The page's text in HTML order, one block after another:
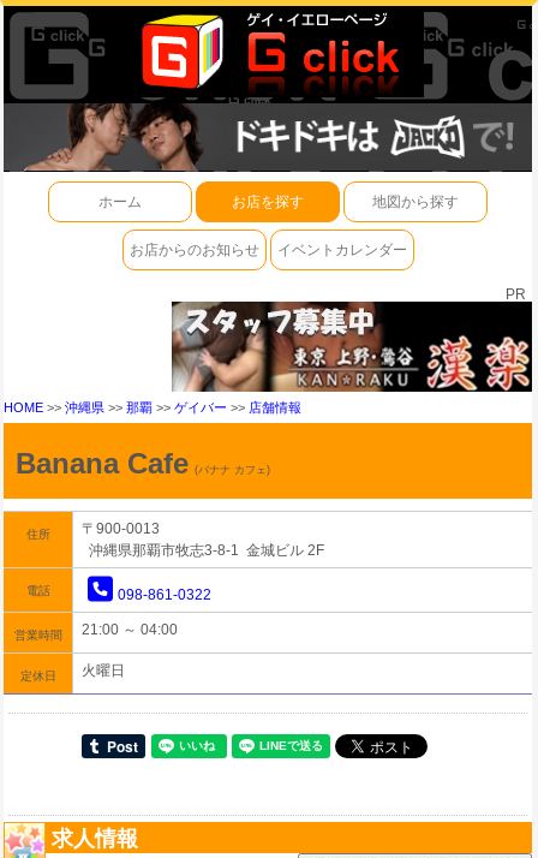
ホーム お店を探す 地図から探す
お店からのお知らせ イベントカレンダー
PR
HOME >> 沖縄県 >> 那覇 >> ゲイバー >> 店舗情報
Banana Cafe (バナナ カフェ)
住所
〒900-0013
沖縄県那覇市牧志3-8-1 金城ビル 2F
電話 098-861-0322
営業時間 21:00 ～ 04:00
定休日 火曜日
求人情報